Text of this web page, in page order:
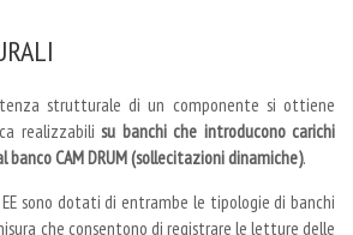
strutturale di un componente si ottiene
realizzabilisu banchi che introducono carichi
CAM DRUM (sollecitazioni dinamiche).
sono dotati di entrambe le tipologie di banchi
che consentono di registrare le letture delle